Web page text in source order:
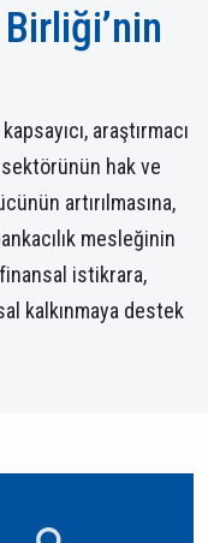
araştırmacı
hak ve
artırılmasına,
mesleğinin
istikrara,
kalkınmaya destek